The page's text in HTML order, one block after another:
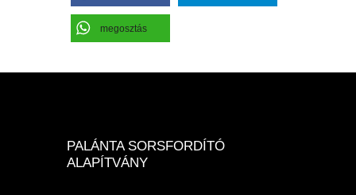
megosztás
PALÁNTA SORSFORDÍTÓ
ALAPÍTVÁNY